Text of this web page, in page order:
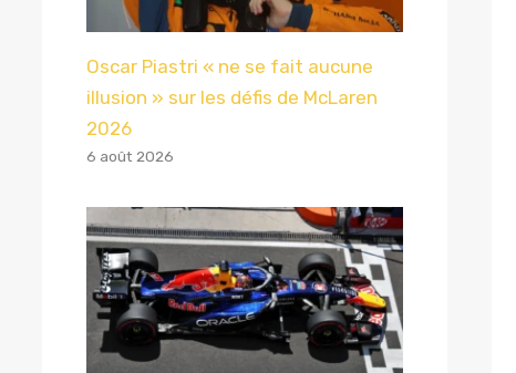
Oscar Piastri « ne se fait aucune
illusion » sur les défis de McLaren
2026
6 août 2026